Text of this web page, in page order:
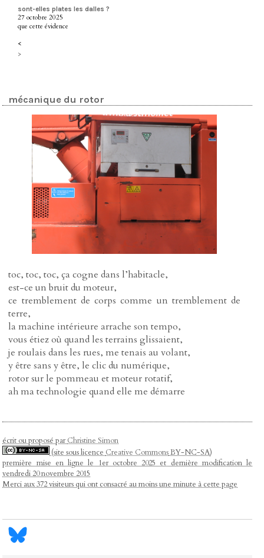
sont-elles plates les dalles ?
27 octobre 2025
que cette évidence
<
>
mécanique du rotor
toc, toc, toc, ça cogne dans l’habitacle,
est-ce un bruit du moteur,
ce tremblement de corps comme un tremblement de
terre,
la machine intérieure arrache son tempo,
vous étiez où quand les terrains glissaient,
je roulais dans les rues, me tenais au volant,
y être sans y être, le clic du numérique,
rotor sur le pommeau et moteur rotatif,
ah ma technologie quand elle me démarre
écrit ou proposé parChristine Simon
(site sous licence Creative CommonsBY-NC-SA)
première mise en ligne le 1er octobre 2025 et dernière modification le
vendredi 20 novembre 2015
Merci aux 372 visiteurs qui ont consacré au moins une minute à cette page